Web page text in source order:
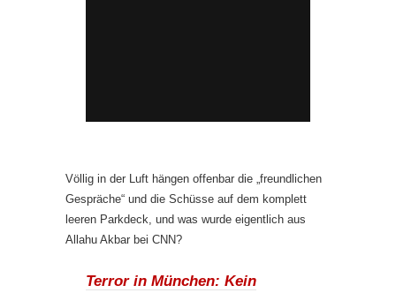
Völlig in der Luft hängen offenbar die „freundlichen
Gespräche“ und die Schüsse auf dem komplett
leeren Parkdeck, und was wurde eigentlich aus
Allahu Akbar bei CNN?
Terror in München: Kein